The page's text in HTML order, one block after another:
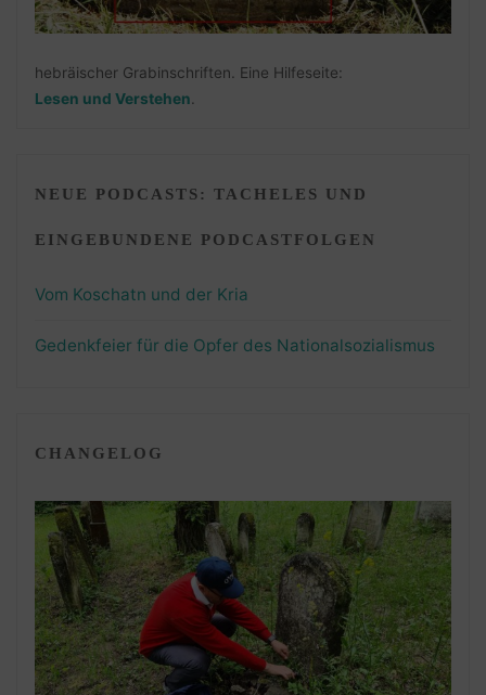
hebräischer Grabinschriften. Eine Hilfeseite:
Lesen und Verstehen
NEUE PODCASTS: TACHELES UND
EINGEBUNDENE PODCASTFOLGEN
Vom Koschatn und der Kria
Gedenkfeier für die Opfer des Nationalsozialismus
CHANGELOG